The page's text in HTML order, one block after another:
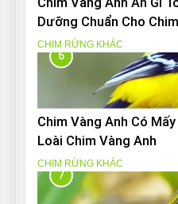
Dưỡng Chuẩn Cho
CHIM RỪNG KHÁC
6
Chim Vàng Anh Có
Loài Chim Vàng Anh
CHIM RỪNG KHÁC
7